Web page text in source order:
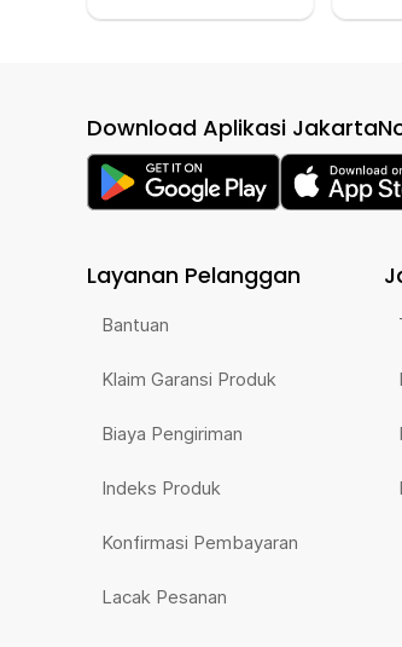
Download Aplikasi
Layanan Pelanggan
Bantuan
Klaim Garansi Produk
Biaya Pengiriman
Indeks Produk
Konfirmasi Pembayaran
Lacak Pesanan